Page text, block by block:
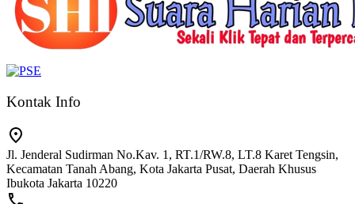
Kontak Info
Jl. Jenderal Sudirman No.Kav. 1, RT.1/RW.8, LT.8 Karet Tengsin,
Kecamatan Tanah Abang, Kota Jakarta Pusat, Daerah Khusus
Ibukota Jakarta 10220